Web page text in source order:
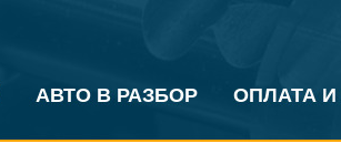
АВТО В РАЗБОР
ОПЛАТА